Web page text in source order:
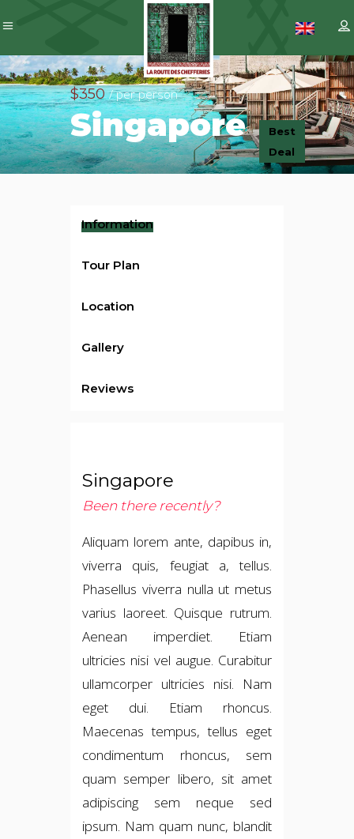
$350 / per person
Singapore
Best
Deal
Information
Tour Plan
Location
Gallery
Reviews
Singapore
Been there recently?
Aliquam lorem ante, dapibus in,
viverra quis, feugiat a, tellus.
Phasellus viverra nulla ut metus
varius laoreet. Quisque rutrum.
Aenean imperdiet. Etiam
ultricies nisi vel augue. Curabitur
ullamcorper ultricies nisi. Nam
eget dui. Etiam rhoncus.
Maecenas tempus, tellus eget
condimentum rhoncus, sem
quam semper libero, sit amet
adipiscing sem neque sed
ipsum. Nam quam nunc, blandit